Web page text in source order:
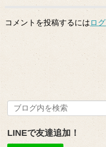
コメントを投稿するには ロ
LINEで友達追加！